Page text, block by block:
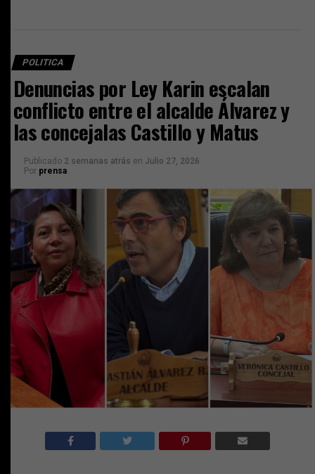
POLITICA
Denuncias por Ley Karin escalan
conflicto entre el alcalde Álvarez y
las concejalas Castillo y Matus
Publicado 2 semanas atrás en Julio 27, 2026
Por prensa